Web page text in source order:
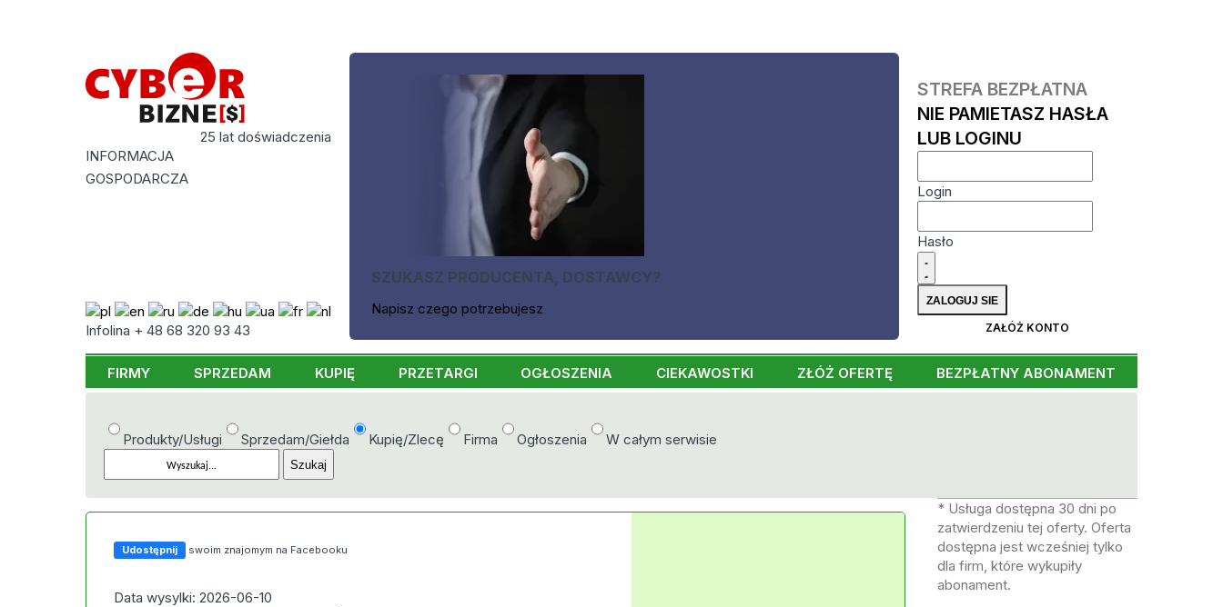
25 lat doświadczenia
INFORMACJA
GOSPODARCZA
Infolina + 48 68 320 93 43
SZUKASZ PRODUCENTA, DOSTAWCY?
Napisz czego potrzebujesz
STREFA BEZPŁATNA
NIE PAMIETASZ HASŁA
LUB LOGINU
Login
Hasło
ZAŁÓŻ KONTO
FIRMY SPRZEDAM KUPIĘ PRZETARGI OGŁOSZENIA CIEKAWOSTKI ZŁÓŻ OFERTĘ BEZPŁATNY ABONAMENT
Produkty/Usługi Sprzedam/Giełda Kupię/Zlecę Firma Ogłoszenia W całym serwisie
Udostępnij swoim znajomym na Facebooku
Data wysylki: 2026-06-10
* Usługa dostępna 30 dni po
zatwierdzeniu tej oferty. Oferta
dostępna jest wcześniej tylko
dla firm, które wykupiły
abonament.